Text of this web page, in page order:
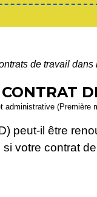
de travail dans
administrative (Première
peut-il être
votre contrat